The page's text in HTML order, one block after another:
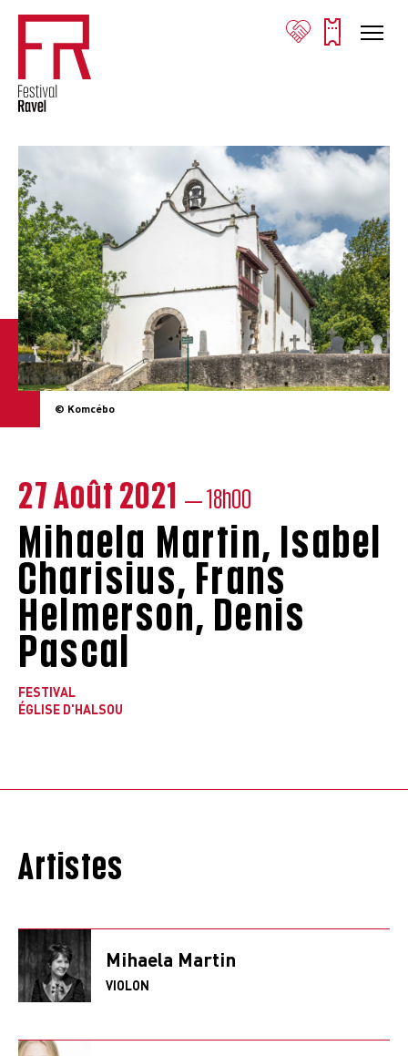
© Komcébo
27 Août 2021 — 18h00
Mihaela Martin, Isabel
Charisius, Frans
Helmerson, Denis
Pascal
FESTIVAL
ÉGLISE D'HALSOU
Artistes
Mihaela Martin
VIOLON